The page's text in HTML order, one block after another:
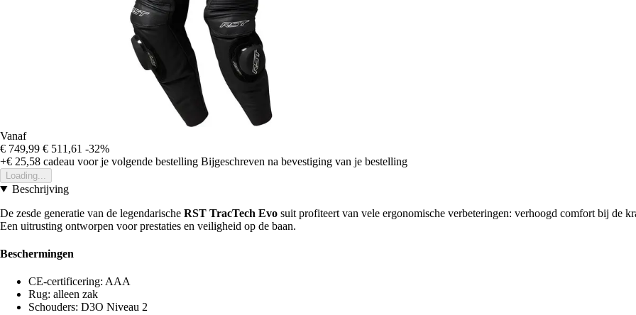
Vanaf
€ 749,99 € 511,61 -32%
+€ 25,58 cadeau voor je volgende bestelling Bijgeschreven na bevestiging van je bestelling
Loading...
Beschrijving
De zesde generatie van de legendarische RST TracTech Evo suit profiteert van vele ergonomische verbeteringen: verhoogd comfort bij de
Een uitrusting ontworpen voor prestaties en veiligheid op de baan.
Beschermingen
CE-certificering: AAA
Rug: alleen zak
Schouders: D3O Niveau 2